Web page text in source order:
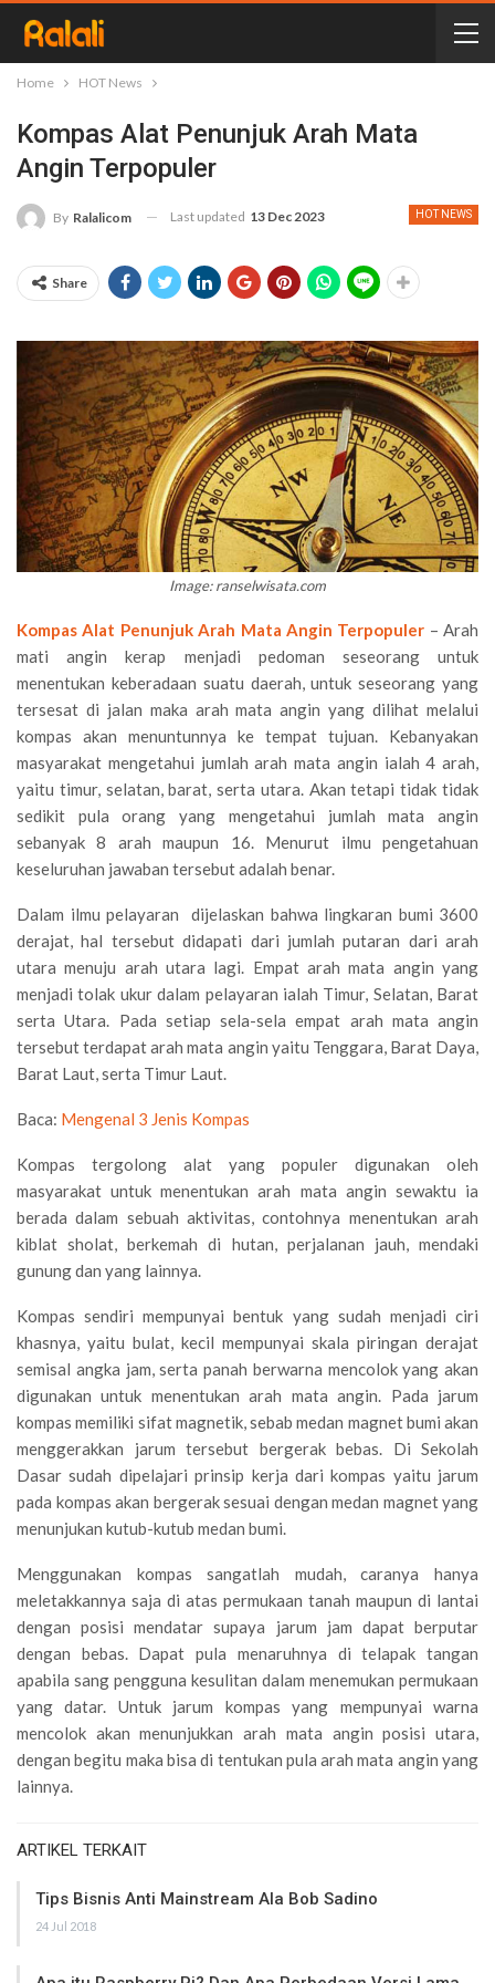
Home HOT News
Kompas Alat Penunjuk Arah Mata
Angin Terpopuler
HOT NEWS
By Ralalicom Last updated 13 Dec 2023
Share
Image: ranselwisata.com
Kompas Alat Penunjuk Arah Mata Angin Terpopuler – Arah
mati angin kerap menjadi pedoman seseorang untuk
menentukan keberadaan suatu daerah, untuk seseorang yang
tersesat di jalan maka arah mata angin yang dilihat melalui
kompas akan menuntunnya ke tempat tujuan. Kebanyakan
masyarakat mengetahui jumlah arah mata angin ialah 4 arah,
yaitu timur, selatan, barat, serta utara. Akan tetapi tidak tidak
sedikit pula orang yang mengetahui jumlah mata angin
sebanyak 8 arah maupun 16. Menurut ilmu pengetahuan
keseluruhan jawaban tersebut adalah benar.
Dalam ilmu pelayaran dijelaskan bahwa lingkaran bumi 3600
derajat, hal tersebut didapati dari jumlah putaran dari arah
utara menuju arah utara lagi. Empat arah mata angin yang
menjadi tolak ukur dalam pelayaran ialah Timur, Selatan, Barat
serta Utara. Pada setiap sela-sela empat arah mata angin
tersebut terdapat arah mata angin yaitu Tenggara, Barat Daya,
Barat Laut, serta Timur Laut.
Baca: Mengenal 3 Jenis Kompas
Kompas tergolong alat yang populer digunakan oleh
masyarakat untuk menentukan arah mata angin sewaktu ia
berada dalam sebuah aktivitas, contohnya menentukan arah
kiblat sholat, berkemah di hutan, perjalanan jauh, mendaki
gunung dan yang lainnya.
Kompas sendiri mempunyai bentuk yang sudah menjadi ciri
khasnya, yaitu bulat, kecil mempunyai skala piringan derajat
semisal angka jam, serta panah berwarna mencolok yang akan
digunakan untuk menentukan arah mata angin. Pada jarum
kompas memiliki sifat magnetik, sebab medan magnet bumi akan
menggerakkan jarum tersebut bergerak bebas. Di Sekolah
Dasar sudah dipelajari prinsip kerja dari kompas yaitu jarum
pada kompas akan bergerak sesuai dengan medan magnet yang
menunjukan kutub-kutub medan bumi.
Menggunakan kompas sangatlah mudah, caranya hanya
meletakkannya saja di atas permukaan tanah maupun di lantai
dengan posisi mendatar supaya jarum jam dapat berputar
dengan bebas. Dapat pula menaruhnya di telapak tangan
apabila sang pengguna kesulitan dalam menemukan permukaan
yang datar. Untuk jarum kompas yang mempunyai warna
mencolok akan menunjukkan arah mata angin posisi utara,
dengan begitu maka bisa di tentukan pula arah mata angin yang
lainnya.
ARTIKEL TERKAIT
Tips Bisnis Anti Mainstream Ala Bob Sadino
24 Jul 2018